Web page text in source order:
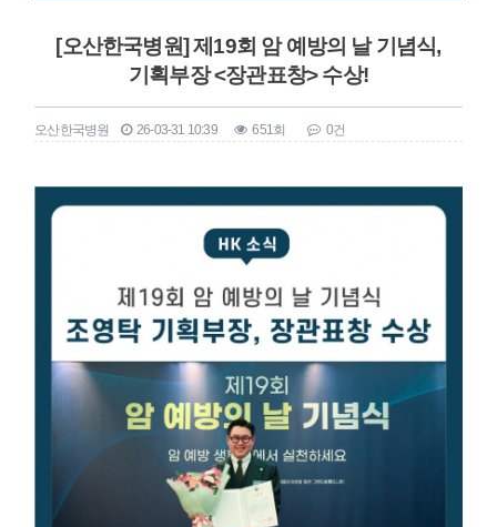
[오산한국병원] 제19회 암 예방의 날 기념식,
기획부장 <장관표창> 수상!
오산한국병원 26-03-31 10:39 651회 0건
본문